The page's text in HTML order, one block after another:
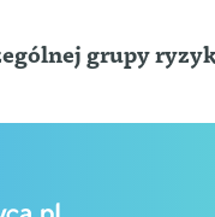
grupy